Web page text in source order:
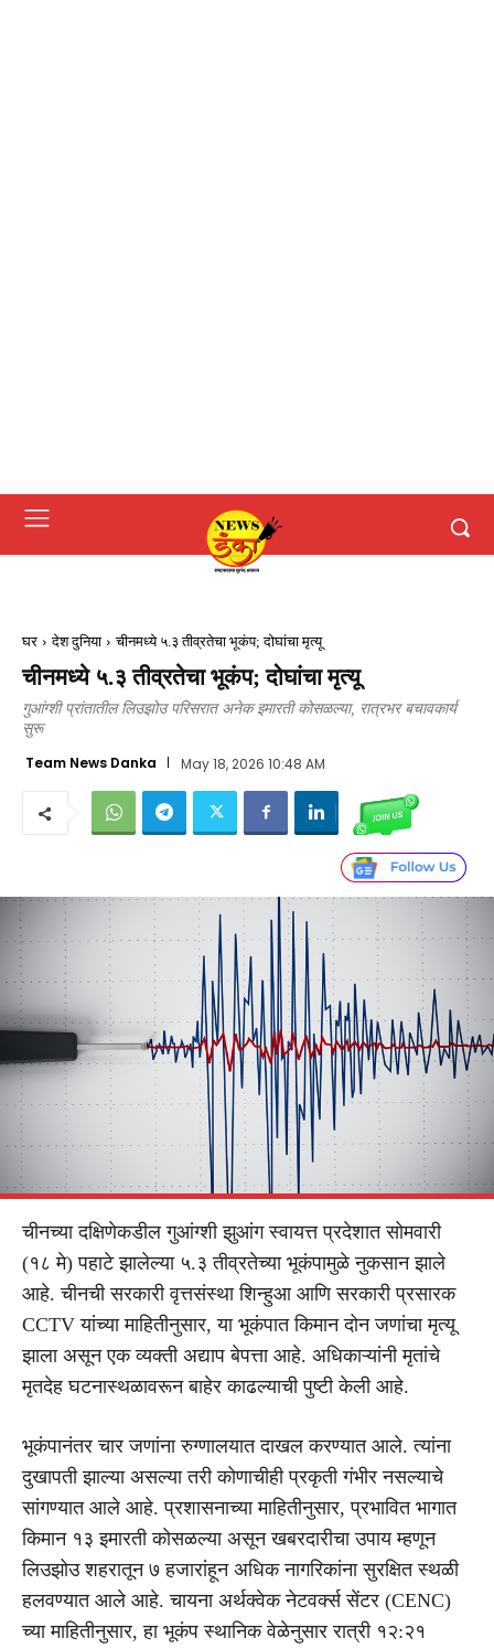
घर देश दुनिया चीनमध्ये ५.३ तीव्रतेचा भूकंप; दोघांचा मृत्यू
चीनमध्ये ५.३ तीव्रतेचा भूकंप; दोघांचा मृत्यू
गुआंग्शी प्रांतातील लिउझोउ परिसरात अनेक इमारती कोसळल्या, रात्रभर बचावकार्य
सुरू
Team News Danka May 18, 2026 10:48 AM
चीनच्या दक्षिणेकडील गुआंग्शी झुआंग स्वायत्त प्रदेशात सोमवारी
(१८ मे) पहाटे झालेल्या ५.३ तीव्रतेच्या भूकंपामुळे नुकसान झाले
आहे. चीनची सरकारी वृत्तसंस्था शिन्हुआ आणि सरकारी प्रसारक
CCTV यांच्या माहितीनुसार, या भूकंपात किमान दोन जणांचा मृत्यू
झाला असून एक व्यक्ती अद्याप बेपत्ता आहे. अधिकाऱ्यांनी मृतांचे
मृतदेह घटनास्थळावरून बाहेर काढल्याची पुष्टी केली आहे.
भूकंपानंतर चार जणांना रुग्णालयात दाखल करण्यात आले. त्यांना
दुखापती झाल्या असल्या तरी कोणाचीही प्रकृती गंभीर नसल्याचे
सांगण्यात आले आहे. प्रशासनाच्या माहितीनुसार, प्रभावित भागात
किमान १३ इमारती कोसळल्या असून खबरदारीचा उपाय म्हणून
लिउझोउ शहरातून ७ हजारांहून अधिक नागरिकांना सुरक्षित स्थळी
हलवण्यात आले आहे. चायना अर्थक्वेक नेटवर्क्स सेंटर (CENC)
च्या माहितीनुसार, हा भूकंप स्थानिक वेळेनुसार रात्री १२:२१